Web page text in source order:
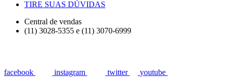
TIRE SUAS DÚVIDAS
Central de vendas
(11) 3028-5355 e (11) 3070-6999
facebook instagram twitter youtube